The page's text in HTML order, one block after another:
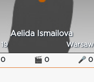
Aelida Ismailova
19 Warsaw
🎬 0 🎤 0